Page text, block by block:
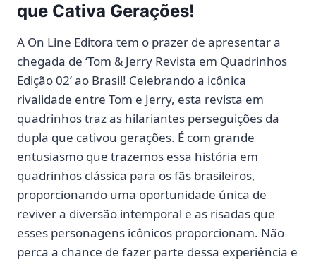
que Cativa Gerações!
A On Line Editora tem o prazer de apresentar a
chegada de ‘Tom & Jerry Revista em Quadrinhos
Edição 02’ ao Brasil! Celebrando a icônica
rivalidade entre Tom e Jerry, esta revista em
quadrinhos traz as hilariantes perseguições da
dupla que cativou gerações. É com grande
entusiasmo que trazemos essa história em
quadrinhos clássica para os fãs brasileiros,
proporcionando uma oportunidade única de
reviver a diversão intemporal e as risadas que
esses personagens icônicos proporcionam. Não
perca a chance de fazer parte dessa experiência e